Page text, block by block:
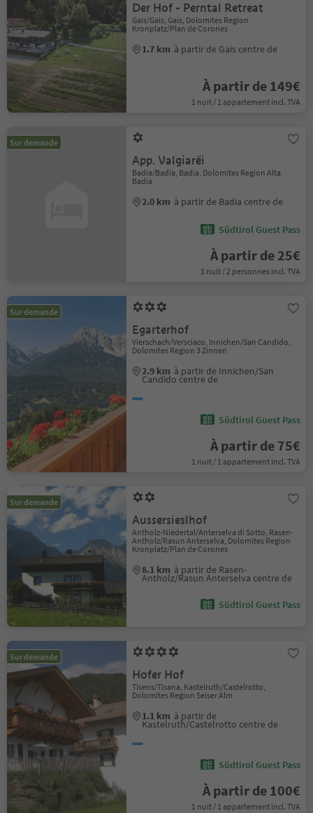
Der Hof - Perntal Retreat
Gais/Gais, Gais, Dolomites Region
Kronplatz/Plan de Corones
1.7 km à partir de Gais centre de
À partir de 149€
1 nuit / 1 appartement incl. TVA
Sur demande
App. Valgiarëi
Badia/Badia, Badia, Dolomites Region Alta
Badia
2.0 km à partir de Badia centre de
Südtirol Guest Pass
À partir de 25€
1 nuit / 2 personnes incl. TVA
Sur demande
Egarterhof
Vierschach/Versciaco, Innichen/San Candido,
Dolomites Region 3 Zinnen
2.9 km à partir de Innichen/San
Candido centre de
Südtirol Guest Pass
À partir de 75€
1 nuit / 1 appartement incl. TVA
Sur demande
Aussersieslhof
Antholz-Niedertal/Anterselva di Sotto, Rasen-
Antholz/Rasun Anterselva, Dolomites Region
Kronplatz/Plan de Corones
8.1 km à partir de Rasen-
Antholz/Rasun Anterselva centre de
Südtirol Guest Pass
Sur demande
Hofer Hof
Tisens/Tisana, Kastelruth/Castelrotto,
Dolomites Region Seiser Alm
1.1 km à partir de
Kastelruth/Castelrotto centre de
Südtirol Guest Pass
À partir de 100€
1 nuit / 1 appartement incl. TVA